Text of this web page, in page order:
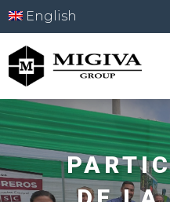
English